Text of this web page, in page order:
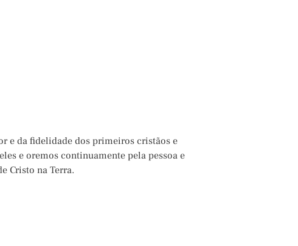
e da fidelidade dos primeiros cristãos e
e oremos continuamente pela pessoa e
Cristo na Terra.